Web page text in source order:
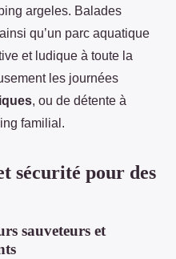
argeles. Balades
qu’un parc aquatique
et ludique à toute la
les journées
, ou de détente à
familial.
sécurité pour des
sauveteurs et